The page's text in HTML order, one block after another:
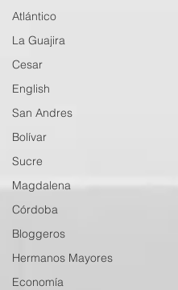
Atlántico
La Guajira
Cesar
English
San Andres
Bolívar
Sucre
Magdalena
Córdoba
Bloggeros
Hermanos Mayores
Economía